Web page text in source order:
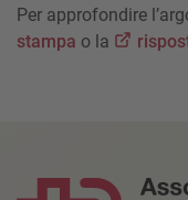
Per approfondire
stampa o la